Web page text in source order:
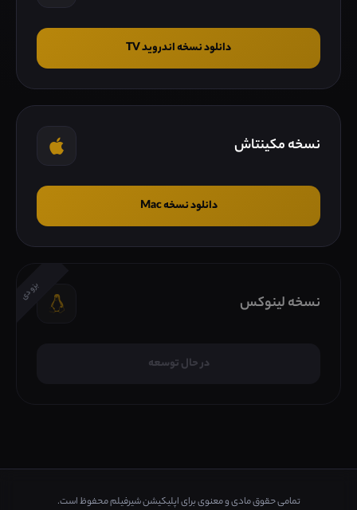
دانلود نسخه اندروید TV
نسخه مکینتاش
دانلود نسخه Mac
بزودی
نسخه لینوکس
در حال توسعه
تمامی حقوق مادی و معنوی برای اپلیکیشن شیرفیلم محفوظ است.